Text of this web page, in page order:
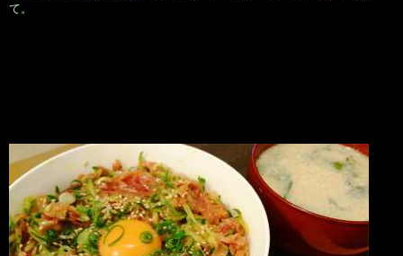
て。